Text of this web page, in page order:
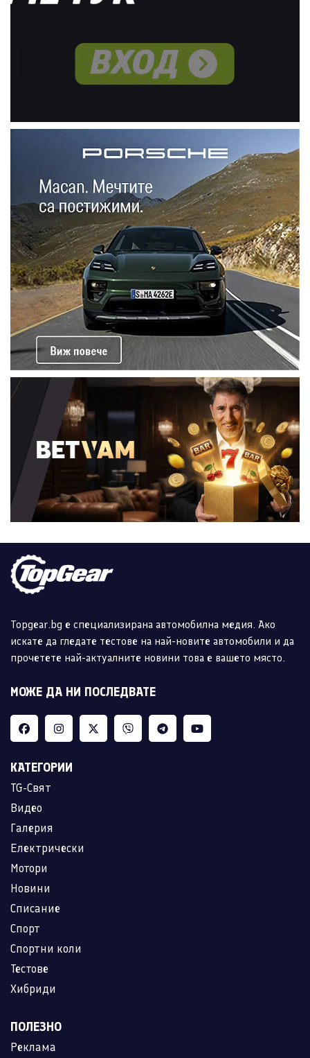
Topgear.bg е специализирана автомобилна медия. Ако
искате да гледате тестове на най-новите автомобили и да
прочетете най-актуалните новини това е вашето място.
МОЖЕ ДА НИ ПОСЛЕДВАТЕ
КАТЕГОРИИ
TG-Свят
Видео
Галерия
Електрически
Мотори
Новини
Списание
Спорт
Спортни коли
Тестове
Хибриди
ПОЛЕЗНО
Реклама